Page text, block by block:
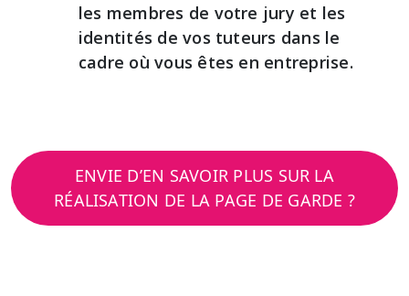
les membres de votre jury et les
identités de vos tuteurs dans le
cadre où vous êtes en entreprise.
ENVIE D’EN SAVOIR PLUS SUR LA
RÉALISATION DE LA PAGE DE GARDE ?